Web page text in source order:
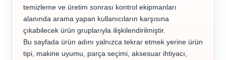
temizleme ve üretim sonrası kontrol ekipmanları
alanında arama yapan kullanıcıların karşısına
çıkabilecek ürün gruplarıyla ilişkilendirilmiştir.
Bu sayfada ürün adını yalnızca tekrar etmek yerine ürün
tipi, makine uyumu, parça seçimi, aksesuar ihtiyacı,